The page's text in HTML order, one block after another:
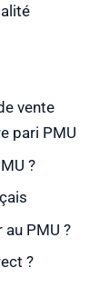
vente
pari PMU
?
PMU ?
?